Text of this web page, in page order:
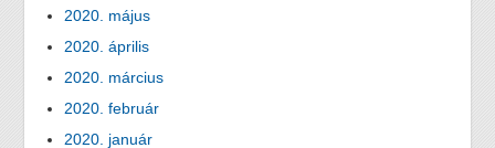
2020. május
2020. április
2020. március
2020. február
2020. január